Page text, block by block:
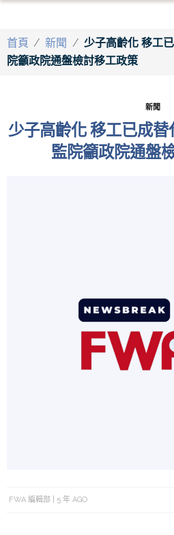
首頁 / 新聞 / 少子高齡化 移工
院籲政院通盤檢討移工政策
新聞
少子高齡化 移工已成
監院籲政院通盤
FWA 編輯部 5 年 AGO